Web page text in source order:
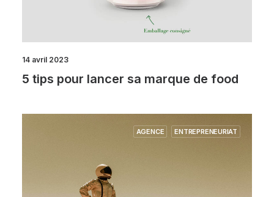
14 avril 2023
5 tips pour lancer sa marque de food
AGENCE ENTREPRENEURIAT